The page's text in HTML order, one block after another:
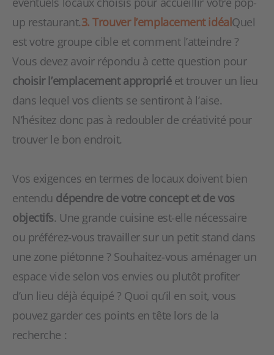
up restaurant.3. Trouver l’emplacement idéalQuel
est votre groupe cible et comment l’atteindre ?
Vous devez avoir répondu à cette question pour
choisir l’emplacement appropriéet trouver un lieu
dans lequel vos clients se sentiront à l’aise.
N’hésitez donc pas à redoubler de créativité pour
trouver le bon endroit.
Vos exigences en termes de locaux doivent bien
entendu dépendre de votre concept et de vos
objectifs. Une grande cuisine est-elle nécessaire
ou préférez-vous travailler sur un petit stand dans
une zone piétonne ? Souhaitez-vous aménager un
espace vide selon vos envies ou plutôt profiter
d’un lieu déjà équipé ? Quoi qu’il en soit, vous
pouvez garder ces points en tête lors de la
recherche :